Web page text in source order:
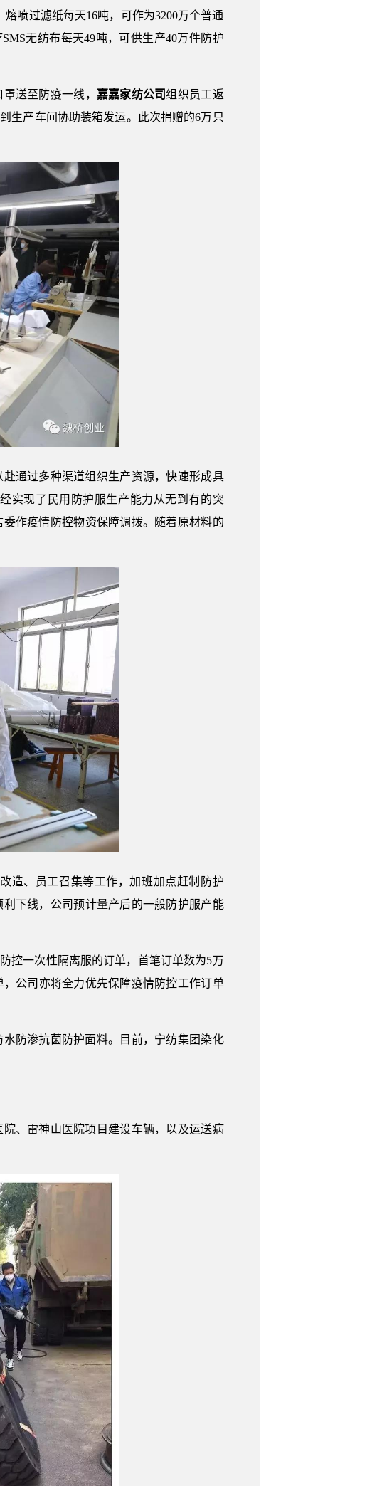
喷过滤纸每天16吨，可作为3200万个普通
无纺布每天49吨，可供生产40万件防护
送至防疫一线， 嘉嘉家纺公司组织员工返
生产车间协助装箱发运。此次捐赠的6万只
通过多种渠道组织生产资源，快速形成具
实现了民用防护服生产能力从无到有的突
作疫情防控物资保障调拨。随着原材料的
造、员工召集等工作，加班加点赶制防护
下线，公司预计量产后的一般防护服产能
控一次性隔离服的订单，首笔订单数为5万
公司亦将全力优先保障疫情防控工作订单
防渗抗菌防护面料。目前，宁纺集团染化
、雷神山医院项目建设车辆，以及运送病